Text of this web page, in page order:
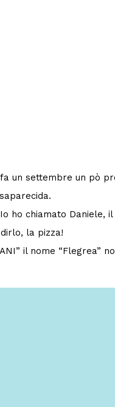
un settembre un pò
ho chiamato
la pizza!
il nome